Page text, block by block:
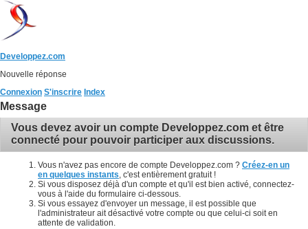
Developpez.com
Nouvelle réponse
Connexion S'inscrire Index
Message
Vous devez avoir un compte Developpez.com et être
connecté pour pouvoir participer aux discussions.
Vous n'avez pas encore de compte Developpez.com ? Créez-en un
en quelques instants , c'est entièrement gratuit !
Si vous disposez déjà d'un compte et qu'il est bien activé, connectez-
vous à l'aide du formulaire ci-dessous.
Si vous essayez d'envoyer un message, il est possible que
l'administrateur ait désactivé votre compte ou que celui-ci soit en
attente de validation.